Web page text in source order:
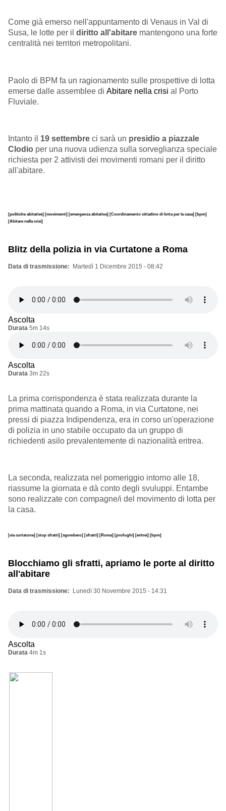
Come già emerso nell'appuntamento di Venaus in Val di
Susa, le lotte per il diritto all'abitare mantengono una forte
centralità nei territori metropolitani.
Paolo di BPM fa un ragionamento sulle prospettive di lotta
emerse dalle assemblee di Abitare nella crisi al Porto
Fluviale.
Intanto il 19 settembre ci sarà un presidio a piazzale
Clodio per una nuova udienza sulla sorveglianza speciale
richiesta per 2 attivisti dei movimenti romani per il diritto
all'abitare.
[politiche abitative] [movimenti] [emergenza abitativa] [Coordinamento cittadino di lotta per la casa] [bpm]
[Abitare nella crisi]
Blitz della polizia in via Curtatone a Roma
Data di trasmissione Martedì 1 Dicembre 2015 - 08:42
Ascolta
Durata 5m 14s
Ascolta
Durata 3m 22s
La prima corrispondenza è stata realizzata durante la
prima mattinata quando a Roma, in via Curtatone, nei
pressi di piazza Indipendenza, era in corso un'operazione
di polizia in uno stabile occupato da un gruppo di
richiedenti asilo prevalentemente di nazionalità eritrea.
La seconda, realizzata nel pomeriggio intorno alle 18,
riassume la giornata e dà conto degli svuluppi. Entambe
sono realizzate con compagne/i del movimento di lotta per
la casa.
[via curtatone] [stop sfratti] [sgombero] [sfratti] [Roma] [profughi] [eritrei] [bpm]
Blocchiamo gli sfratti, apriamo le porte al diritto
all'abitare
Data di trasmissione Lunedì 30 Novembre 2015 - 14:31
Ascolta
Durata 4m 1s